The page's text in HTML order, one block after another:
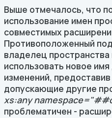
Выше отмечалось, что
использование имен
совместимых
Противоположенный
владелец
использовать новое
изменений,
допускающие другие
xs:any
проблематичен -